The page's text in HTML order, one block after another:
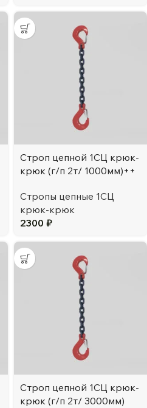
Строп цепной 1СЦ крюк-
крюк (г/п 2т/ 1000мм)++
Стропы цепные 1СЦ
крюк-крюк
2300 ₽
Строп цепной 1СЦ крюк-
крюк (г/п 2т/ 3000мм)